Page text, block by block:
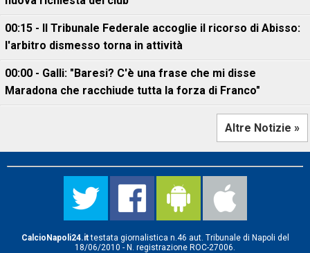
00:15 - Il Tribunale Federale accoglie il ricorso di Abisso:
l'arbitro dismesso torna in attività
00:00 - Galli: "Baresi? C'è una frase che mi disse
Maradona che racchiude tutta la forza di Franco"
Altre Notizie »
CalcioNapoli24.ittestata giornalistica n.46 aut. Tribunale di Napoli del
18/06/2010 - N. registrazione ROC-27006.